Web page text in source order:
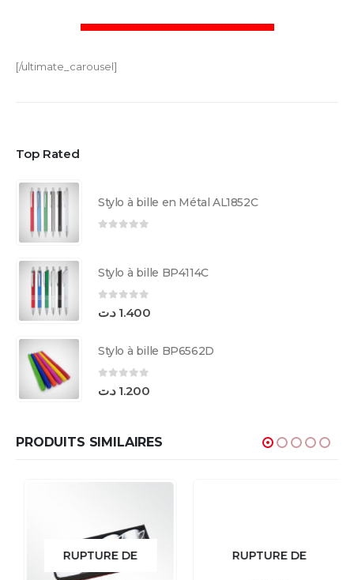
[/ultimate_carousel]
Top Rated
Stylo à bille en Métal AL1852C
Stylo à bille BP4114C
sur 51.400 د.ت
Stylo à bille BP6562D
sur 51.200 د.ت
PRODUITS SIMILAIRES
RUPTURE DE RUPTURE DE